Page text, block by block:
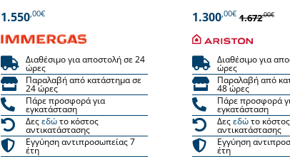
1.550,00€
Διαθέσιμο για αποστολή σε 24
ώρες
Παραλαβή από κατάστημα σε
24 ώρες
Πάρε προσφορά για
εγκατάσταση
Δεςεδώτο κόστος
αντικατάστασης
Εγγύηση αντιπροσωπείας 7
έτη
1.300,00€ 1.672,00€
Διαθέσιμο για
ώρες
Παραλαβή από
48 ώρες
Πάρε προσφορά
εγκατάσταση
Δεςεδώτο κόστος
αντικατάστασης
Εγγύηση
έτη